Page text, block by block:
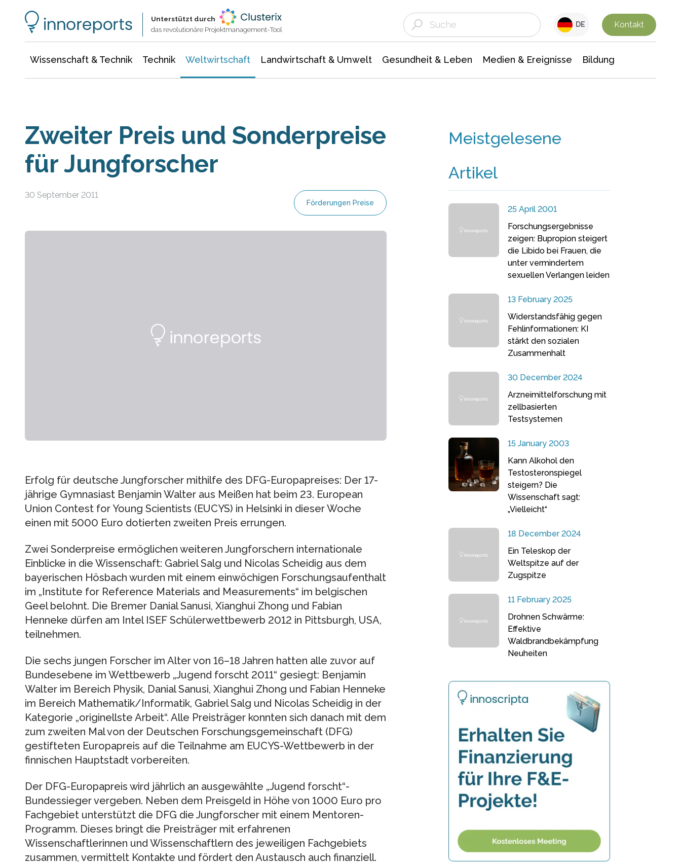
Unterstützt durch
das revolutionäre Projektmanagement-Tool
DE Kontakt
Wissenschaft & Technik Technik Weltwirtschaft Landwirtschaft & Umwelt Gesundheit & Leben Medien & Ereignisse Bildung
Zweiter Preis und Sonderpreise
für Jungforscher
30 September 2011
Förderungen Preise
Erfolg für deutsche Jungforscher mithilfe des DFG-Europapreises: Der 17-
jährige Gymnasiast Benjamin Walter aus Meißen hat beim 23. European
Union Contest for Young Scientists (EUCYS) in Helsinki in dieser Woche
einen mit 5000 Euro dotierten zweiten Preis errungen.
Zwei Sonderpreise ermöglichen weiteren Jungforschern internationale
Einblicke in die Wissenschaft: Gabriel Salg und Nicolas Scheidig aus dem
bayerischen Hösbach wurden mit einem einwöchigen Forschungsaufenthalt
im „Institute for Reference Materials and Measurements“ im belgischen
Geel belohnt. Die Bremer Danial Sanusi, Xianghui Zhong und Fabian
Henneke dürfen am Intel ISEF Schülerwettbewerb 2012 in Pittsburgh, USA,
teilnehmen.
Die sechs jungen Forscher im Alter von 16–18 Jahren hatten alle zuvor auf
Bundesebene im Wettbewerb „Jugend forscht 2011“ gesiegt: Benjamin
Walter im Bereich Physik, Danial Sanusi, Xianghui Zhong und Fabian Henneke
im Bereich Mathematik/Informatik, Gabriel Salg und Nicolas Scheidig in der
Kategorie „originellste Arbeit“. Alle Preisträger konnten sich danach mit dem
zum zweiten Mal von der Deutschen Forschungsgemeinschaft (DFG)
gestifteten Europapreis auf die Teilnahme am EUCYS-Wettbewerb in der
finnischen Hauptstadt vorbereiten.
Der DFG-Europapreis wird jährlich an ausgewählte „Jugend forscht“-
Bundessieger vergeben. Neben dem Preisgeld in Höhe von 1000 Euro pro
Fachgebiet unterstützt die DFG die Jungforscher mit einem Mentoren-
Programm. Dieses bringt die Preisträger mit erfahrenen
Wissenschaftlerinnen und Wissenschaftlern des jeweiligen Fachgebiets
zusammen, vermittelt Kontakte und fördert den Austausch auch finanziell.
Meistgelesene
Artikel
25 April 2001
Forschungsergebnisse
zeigen: Bupropion steigert
die Libido bei Frauen, die
unter vermindertem
sexuellen Verlangen leiden
13 February 2025
Widerstandsfähig gegen
Fehlinformationen: KI
stärkt den sozialen
Zusammenhalt
30 December 2024
Arzneimittelforschung mit
zellbasierten
Testsystemen
15 January 2003
Kann Alkohol den
Testosteronspiegel
steigern? Die
Wissenschaft sagt:
„Vielleicht“
18 December 2024
Ein Teleskop der
Weltspitze auf der
Zugspitze
11 February 2025
Drohnen Schwärme:
Effektive
Waldbrandbekämpfung
Neuheiten